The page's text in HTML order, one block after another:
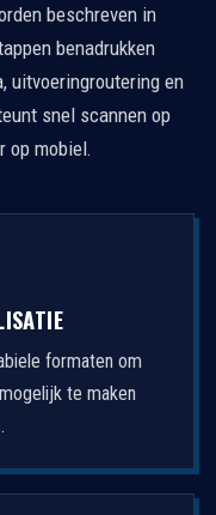
beschreven in
benadrukken
uitvoeringroutering en
snel scannen op
op mobiel.
formaten om
te maken